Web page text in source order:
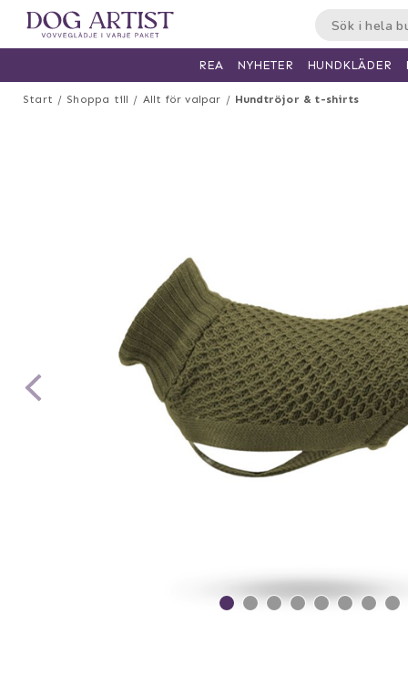
Start Shoppa till Allt för valpar Hundtröjor & t-shirts
REA NYHETER HUNDKLÄDER